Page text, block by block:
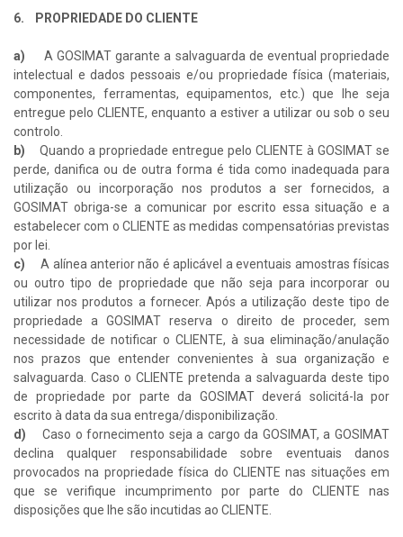
6. PROPRIEDADE DO CLIENTE
a)
A GOSIMAT garante a salvaguarda de eventual propriedade
intelectual e dados pessoais e/ou propriedade física (materiais,
componentes, ferramentas, equipamentos, etc.) que lhe seja
entregue pelo CLIENTE, enquanto a estiver a utilizar ou sob o seu
controlo.
b) Quando a propriedade entregue pelo CLIENTE à GOSIMAT se
perde, danifica ou de outra forma é tida como inadequada para
utilização ou incorporação nos produtos a ser fornecidos, a
GOSIMAT obriga-se a comunicar por escrito essa situação e a
estabelecer com o CLIENTE as medidas compensatórias previstas
por lei.
c)
A alínea anterior não é aplicável a eventuais amostras físicas
ou outro tipo de propriedade que não seja para incorporar ou
utilizar nos produtos a fornecer. Após a utilização deste tipo de
propriedade a GOSIMAT reserva o direito de proceder, sem
necessidade de notificar o CLIENTE, à sua eliminação/anulação
nos prazos que entender convenientes à sua organização e
salvaguarda. Caso o CLIENTE pretenda a salvaguarda deste tipo
de propriedade por parte da GOSIMAT deverá solicitá-la por
escrito à data da sua entrega/disponibilização.
d)Caso o fornecimento seja a cargo da GOSIMAT, a GOSIMAT
declina qualquer responsabilidade sobre eventuais danos
provocados na propriedade física do CLIENTE nas situações em
que se verifique incumprimento por parte do CLIENTE nas
disposições que lhe são incutidas ao CLIENTE.